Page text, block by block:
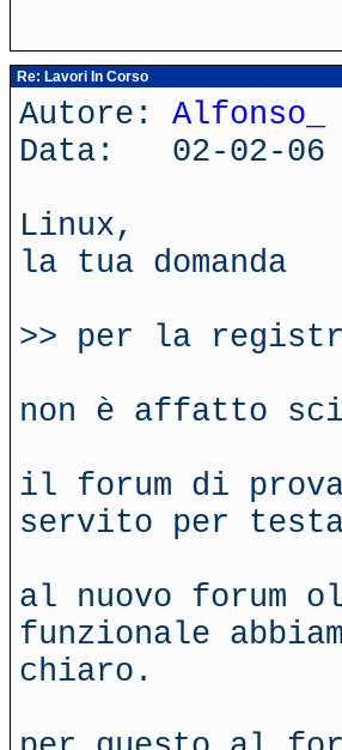
Re: Lavori In Corso
Autore: Alfonso_
Data: 02-02-06
Linux,
la tua domanda
>> per la
non è affatto
il forum di
servito per
al nuovo forum
funzionale
chiaro.